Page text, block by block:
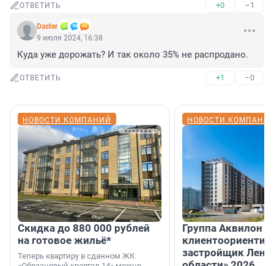
ОТВЕТИТЬ +0 –1
Daster
9 июля 2024, 16:38
Куда уже дорожать? И так около 35% не распродано.
ОТВЕТИТЬ +1 –0
НОВОСТИ КОМПАНИЙ
Скидка до 880 000 рублей
на готовое жильё*
Теперь квартиру в сданном ЖК
НОВОСТИ
Группа Аквилон
застройщик